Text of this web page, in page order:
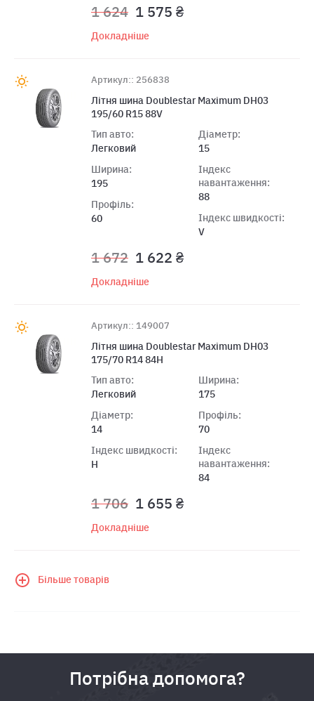
1 624 1 575 ₴
Докладніше
Артикул:: 256838
Лiтня шина Doublestar Maximum DH03
195/60 R15 88V
Тип авто:
Легковий
Ширина:
195
Профіль:
60
Діаметр:
15
Індекс
навантаження:
88
Індекс швидкості:
V
1 672 1 622 ₴
Докладніше
Артикул:: 149007
Лiтня шина Doublestar Maximum DH03
175/70 R14 84H
Тип авто:
Легковий
Діаметр:
14
Індекс швидкості:
H
Ширина:
175
Профіль:
70
Індекс
навантаження:
84
1 706 1 655 ₴
Докладніше
Більше товарів
Потрібна допомога?